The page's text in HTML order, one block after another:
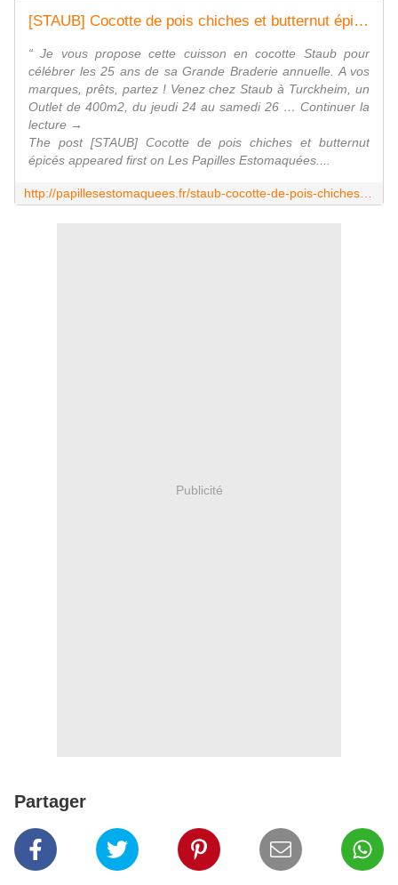
[STAUB] Cocotte de pois chiches et butternut épicés
“ Je vous propose cette cuisson en cocotte Staub pour
célébrer les 25 ans de sa Grande Braderie annuelle. A vos
marques, prêts, partez ! Venez chez Staub à Turckheim, un
Outlet de 400m2, du jeudi 24 au samedi 26 … Continuer la
lecture →
The post [STAUB] Cocotte de pois chiches et butternut
épicés appeared first on Les Papilles Estomaquées....
Publicité
Partager